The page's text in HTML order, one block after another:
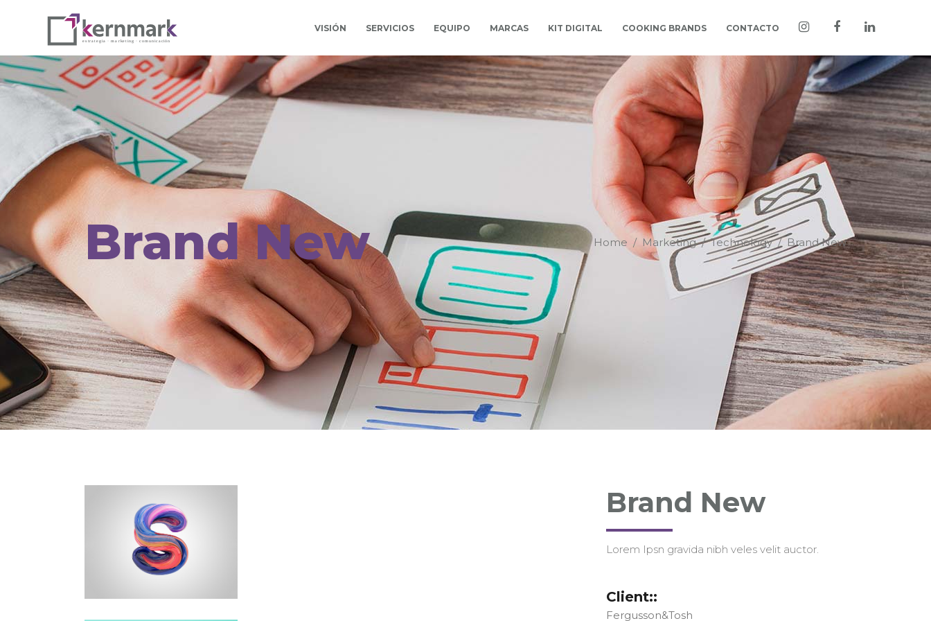
VISIÓN SERVICIOS EQUIPO MARCAS KIT DIGITAL COOKING BRANDS CONTACTO
Brand New Home / Marketing/Technology/ Brand New
Brand New
Lorem Ipsn gravida nibh veles velit auctor.
Client::
Fergusson&Tosh